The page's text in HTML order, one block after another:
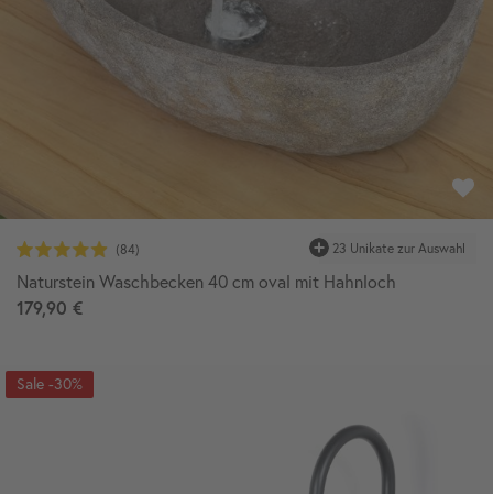
23 Unikate zur Auswahl
Naturstein Waschbecken 40 cm oval mit Hahnloch
179,90 €
-30%